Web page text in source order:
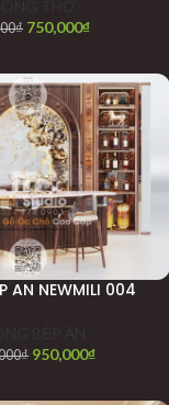
₫ 750,000₫
AN NEWMILI 004
₫ 950,000₫